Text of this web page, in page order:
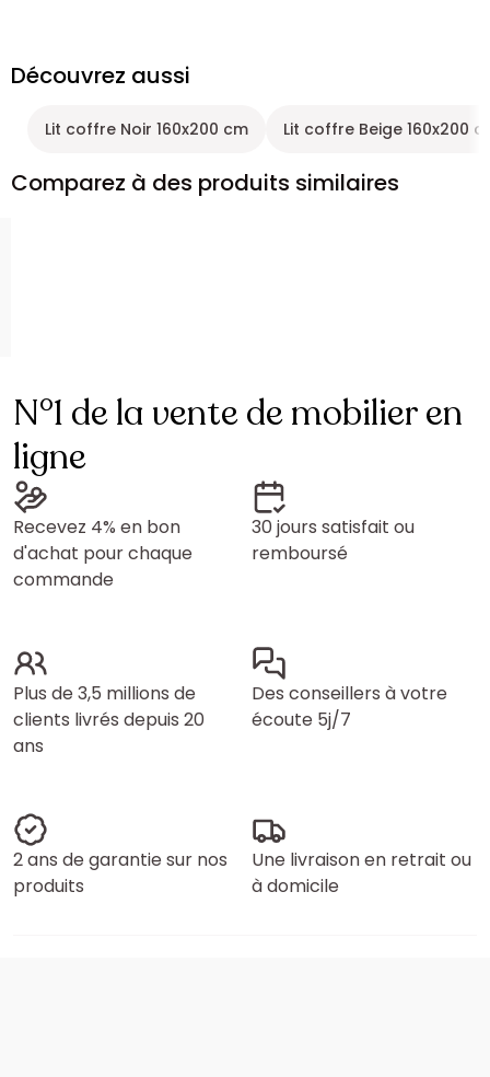
Découvrez aussi
Lit coffre Noir 160x200 cm Lit coffre Beige 160x200
Comparez à des produits similaires
N°1 de la vente de mobilier en
ligne
Recevez 4% en bon
d'achat pour chaque
commande
30 jours satisfait ou
remboursé
Plus de 3,5 millions de
clients livrés depuis 20
ans
Des conseillers à votre
écoute 5j/7
2 ans de garantie sur nos
produits
Une livraison en retrait ou
à domicile